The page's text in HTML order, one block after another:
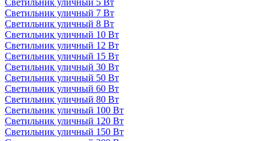
Светильник уличный 5 Вт
Светильник уличный 7 Вт
Светильник уличный 8 Вт
Светильник уличный 10 Вт
Светильник уличный 12 Вт
Светильник уличный 15 Вт
Светильник уличный 30 Вт
Светильник уличный 50 Вт
Светильник уличный 60 Вт
Светильник уличный 80 Вт
Светильник уличный 100 Вт
Светильник уличный 120 Вт
Светильник уличный 150 Вт